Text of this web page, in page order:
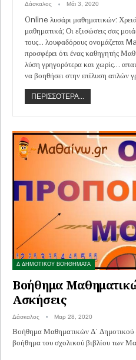
Δάσκαλος Μάι 3, 2020
Online λυσάρι μαθηματικών:
μαθηματικά; Οι εξισώσεις σας
τους... λουφαδόρους ονομάζεται
προσφέρει ότι ένας καθηγητής
λύση γρηγορότερα και χωρίς…
να βοηθήσει στην επίλυση απλών
ΠΕΡΙΣΣΌΤΕΡΑ...
Δ ΔΗΜΟΤΙΚΟΥ ΒΟΗΘΗΜΑΤΑ
Βοήθημα
Ασκήσεις
Δάσκαλος Μαρ 28, 2020
Βοήθημα Μαθηματικών Δ΄ Δημοτικού
βοήθημα του σχολικού βιβλίου των